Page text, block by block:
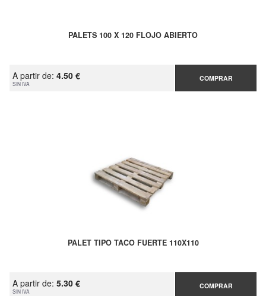
PALETS 100 X 120 FLOJO ABIERTO
A partir de: 4.50 €
SIN IVA
COMPRAR
PALET TIPO TACO FUERTE 110X110
A partir de: 5.30 €
SIN IVA
COMPRAR